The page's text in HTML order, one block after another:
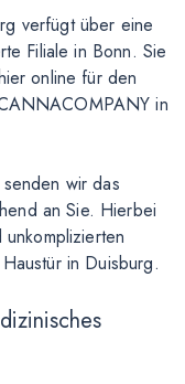
verfügt über eine
Filiale in Bonn. Sie
online für den
in
wir das
an Sie. Hierbei
in Duisburg.